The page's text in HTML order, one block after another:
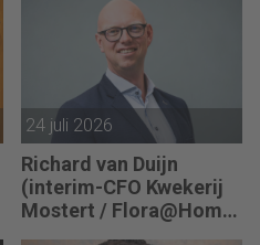
sturing werkt pas echt
als mensen begrijpen
waarom keuzes nodig
24 juli 2026
Richard van Duijn
(interim-CFO Kwekerij
Mostert / Flora@Home)